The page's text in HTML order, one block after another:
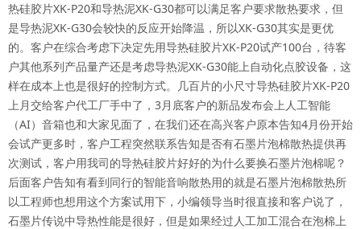
热硅胶片XK-P20和导热泥XK-G30都可以满足客户要求散热要求，但
是导热泥XK-G30会较快的反应开始降温，所以XK-G30其实是更优
的。客户在综合考虑下决定先用导热硅胶片XK-P20试产100台，待客
户其他系列产品量产还是考虑导热泥XK-G30能上自动化点胶设备，这
样在成本上也是很好的控制方式。几百片的小尺寸导热硅胶片XK-P20
上月交给客户代工厂手中了，3月底客户的新品发布会上人工智能
（AI）音箱也和大家见面了，在我们还在高兴客户原本告知4月份开始
会试产更多时，客户工程突然联系告知是否有石墨片泡棉散热提供再
次测试，客户用我司的导热硅胶片好好的为什么要换石墨片泡棉呢？
后面客户告知有看到同行的智能音响散热用的就是石墨片泡棉散热所
以工程师也想用这个方案试用下，小编领导当时很直接和客户说了，
石墨片传说中导热性能是很好，但是如果经过人工加工混合在泡棉上